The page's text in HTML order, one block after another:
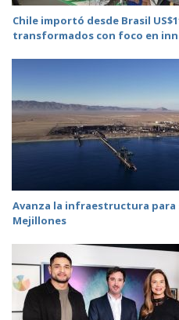
Chile importó desde Brasil
transformados con foco en
Avanza la infraestructura para
Mejillones